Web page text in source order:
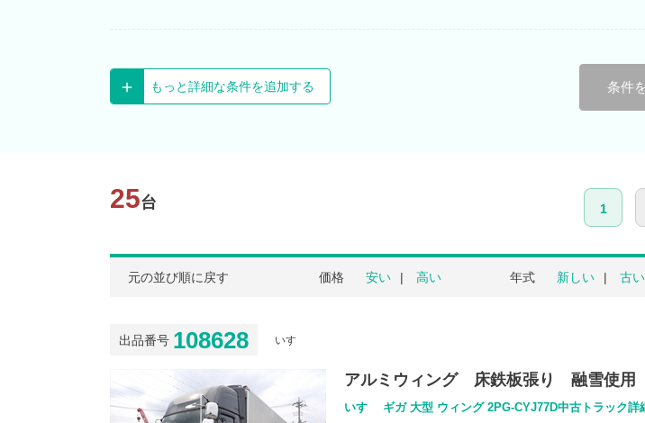
もっと詳細な条件を追加する 条件
25台 1
元の並び順に戻す 価格 安い 高い 年式 新しい 古い
出品番号 108628 いすゞ
アルミウィング 床鉄板張り 融雪使用
いすゞ ギガ 大型 ウィング 2PG-CYJ77D中古トラック詳